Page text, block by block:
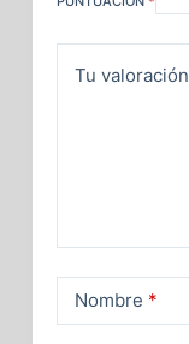
Tu valoración
Nombre *